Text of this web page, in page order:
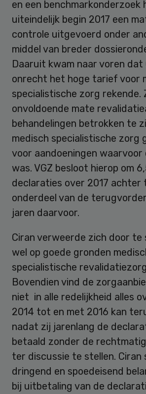
en een benchmarkonderzoek
uiteindelijk begin 2017 een
controle uitgevoerd onder
middel van breder
Daaruit kwam naar voren dat
onrecht het hoge tarief voor
specialistische zorg rekende.
onvoldoende mate
behandelingen betrokken te
medisch specialistische zorg
voor aandoeningen
was. VGZ besloot hierop om
declaraties over 2017 achter
onderdeel van de
jaren daarvoor.
Ciran verweerde zich door te
wel op goede gronden
specialistische
Bovendien vind de
niet in alle redelijkheid alles
2014 tot en met 2016 kan
nadat zij jarenlang de
betaald zonder de
ter discussie te stellen. Ciran
dringend en spoedeisend
bij uitbetaling van de